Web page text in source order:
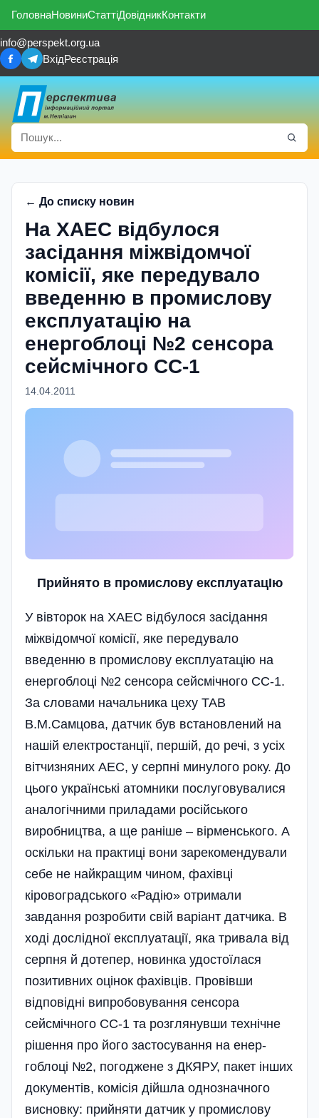
ГоловнаНовиниСтаттіДовідникКонтакти
info@perspekt.org.ua
ВхідРеєстрація
← До списку новин
На ХАЕС відбулося
засідання міжвідомчої
комісії, яке передувало
введенню в промислову
експлуатацію на
енергоблоці №2 сенсора
сейсмічного СС-1
14.04.2011
Прийнято в промислову експлуатацIю
У вівторок на ХАЕС відбулося засідання
міжвідомчої комісії, яке передувало
введенню в промислову експлуатацію на
енергоблоці №2 сенсора сейсмічного СС-1.
За словами начальника цеху ТАВ
В.М.Самцова, датчик був встановлений на
нашій електростанції, першій, до речі, з усіх
вітчизняних АЕС, у серпні минулого року. До
цього українські атомники послуговувалися
анало­гічними приладами російського
виробництва, а ще раніше – вірменського. А
оскільки на практиці вони зарекомендували
себе не найкращим чином, фахівці
кіровоградського «Радію» отримали
завдання розробити свій варіант датчика. В
ході дослідної експлуатації, яка тривала від
серпня й дотепер, новинка удостоїлася
пози­тивних оцінок фахівців. Провівши
відповідні випробовування сенсора
сейсмічного СС-1 та розглянувши технічне
рішення про його застосування на енер­
гоблоці №2, погоджене з ДКЯРУ, пакет інших
документів, комісія дійшла однозначного
висновку: прийняти датчик у промислову